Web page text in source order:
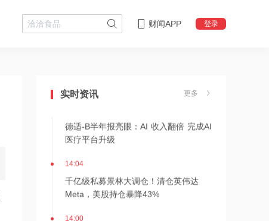
财闻APP 登录
实时资讯 更多
德适-B半年报亮眼：AI 收入翻倍 完成AI
医疗平台升级
14:04
千亿级私募景林大调仓！清仓英伟达
Meta，美股持仓暴降43%
14:00